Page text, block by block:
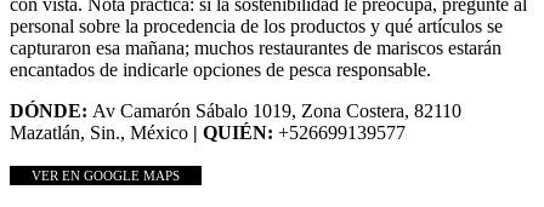
con vista. Nota práctica: si la sostenibilidad le preocupa, pregunte al
personal sobre la procedencia de los productos y qué artículos se
capturaron esa mañana; muchos restaurantes de mariscos estarán
encantados de indicarle opciones de pesca responsable.
DÓNDE: Av Camarón Sábalo 1019, Zona Costera, 82110
Mazatlán, Sin., México | QUIÉN: +526699139577
VER EN GOOGLE MAPS